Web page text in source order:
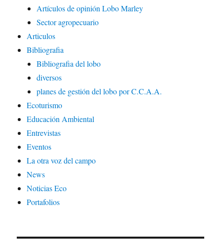
Artículos de opinión Lobo Marley
Sector agropecuario
Articulos
Bibliografia
Bibliografia del lobo
diversos
planes de gestión del lobo por C.C.A.A.
Ecoturismo
Educación Ambiental
Entrevistas
Eventos
La otra voz del campo
News
Noticias Eco
Portafolios